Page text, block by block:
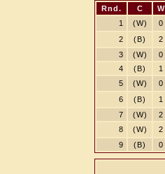
Rnd. C W
1
(W) 0
2
(B) 2
3
(W) 0
4
(B) 1
5
(W) 0
6
(B) 1
7
(W) 2
8
(W) 2
9
(B) 0